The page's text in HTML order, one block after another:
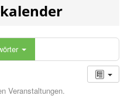
Veranstaltungen.